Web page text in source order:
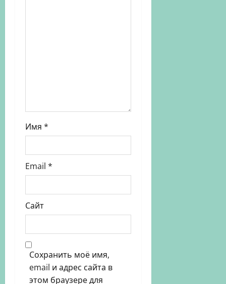
Имя *
Email *
Сайт
Сохранить моё имя,
email и адрес сайта в
этом браузере для